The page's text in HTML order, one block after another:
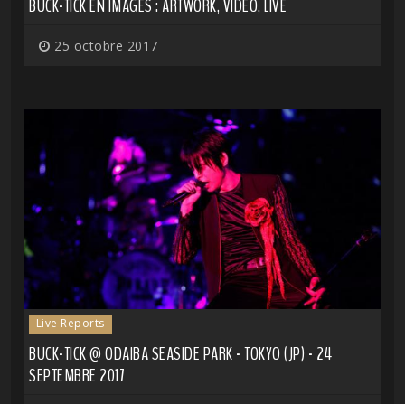
BUCK-TICK EN IMAGES : ARTWORK, VIDÉO, LIVE
25 octobre 2017
Live Reports
BUCK-TICK @ ODAIBA SEASIDE PARK - TOKYO (JP) - 24
SEPTEMBRE 2017